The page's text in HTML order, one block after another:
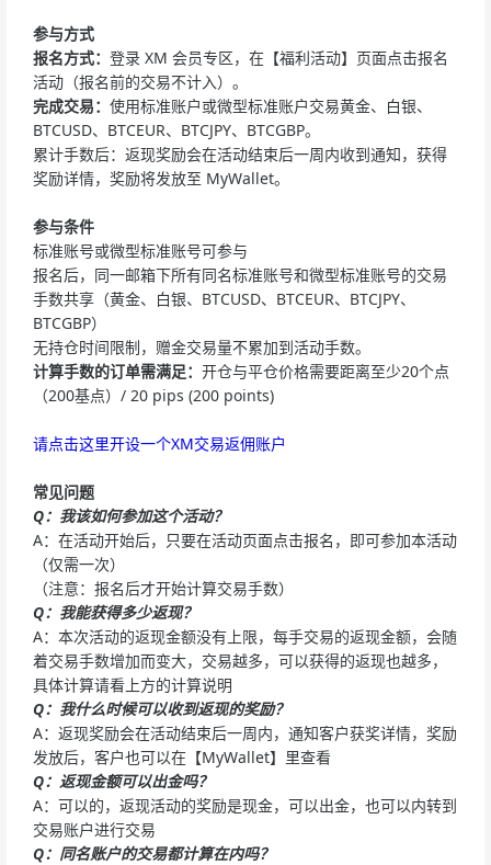
参与方式
报名方式： 登录 XM 会员专区，在【福利活动】页面点击报名
活动（报名前的交易不计入）。
完成交易： 使用标准账户或微型标准账户交易黄金、白银、
BTCUSD、BTCEUR、BTCJPY、BTCGBP。
累计手数后：返现奖励会在活动结束后一周内收到通知，获得
奖励详情，奖励将发放至 MyWallet。
参与条件
标准账号或微型标准账号可参与
报名后，同一邮箱下所有同名标准账号和微型标准账号的交易
手数共享（黄金、白银、BTCUSD、BTCEUR、BTCJPY、
BTCGBP）
无持仓时间限制，赠金交易量不累加到活动手数。
计算手数的订单需满足： 开仓与平仓价格需要距离至少20个点
（200基点）/ 20 pips (200 points)
请点击这里开设一个XM交易返佣账户
常见问题
Q：我该如何参加这个活动？
A：在活动开始后，只要在活动页面点击报名，即可参加本活动
（仅需一次）
（注意：报名后才开始计算交易手数）
Q：我能获得多少返现？
A：本次活动的返现金额没有上限，每手交易的返现金额，会随
着交易手数增加而变大，交易越多，可以获得的返现也越多，
具体计算请看上方的计算说明
Q：我什么时候可以收到返现的奖励？
A：返现奖励会在活动结束后一周内，通知客户获奖详情，奖励
发放后，客户也可以在【MyWallet】里查看
Q：返现金额可以出金吗？
A：可以的，返现活动的奖励是现金，可以出金，也可以内转到
交易账户进行交易
Q：同名账户的交易都计算在内吗？